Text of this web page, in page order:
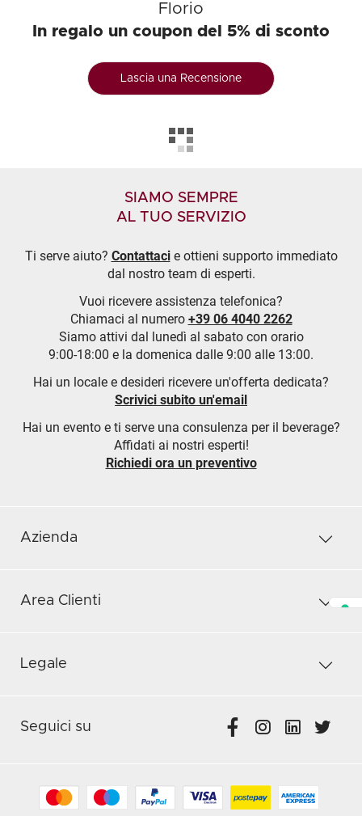
Florio
In regalo un coupon del 5% di sconto
Lascia una Recensione
SIAMO SEMPRE
AL TUO SERVIZIO
Ti serve aiuto? Contattacie ottieni supporto immediato
dal nostro team di esperti.
Vuoi ricevere assistenza telefonica?
Chiamaci al numero +39 06 4040 2262
Siamo attivi dal lunedì al sabato con orario
9:00-18:00 e la domenica dalle 9:00 alle 13:00.
Hai un locale e desideri ricevere un'offerta dedicata?
Scrivici subito un'email
Hai un evento e ti serve una consulenza per il beverage?
Affidati ai nostri esperti!
Richiedi ora un preventivo
Azienda
Area Clienti
Legale
Seguici su